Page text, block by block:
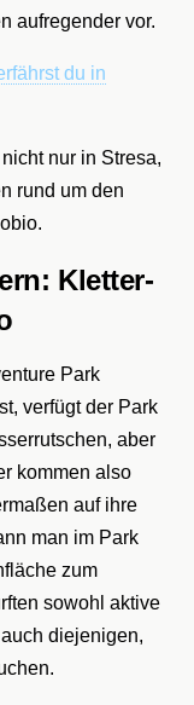
aufregender vor.
du in
nur in Stresa,
rund um den
Kletter-
Park
verfügt der Park
aber
kommen also
auf ihre
man im Park
zum
sowohl aktive
diejenigen,